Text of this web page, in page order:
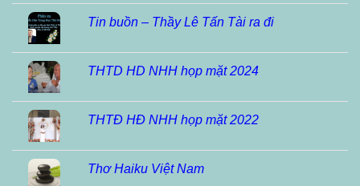
Tin buồn – Thầy Lê Tấn Tài ra đi
THTD HD NHH họp mặt 2024
THTĐ HĐ NHH họp mặt 2022
Thơ Haiku Việt Nam